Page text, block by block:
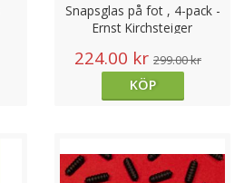
Snapsglas på fot , 4-pack -
Ernst Kirchsteiger
224.00 kr 299.00 kr
KÖP